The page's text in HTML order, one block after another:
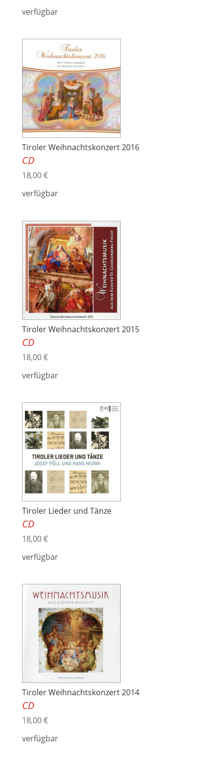
verfügbar
Tiroler Weihnachtskonzert 2016
CD
18,00€
verfügbar
Tiroler Weihnachtskonzert 2015
CD
18,00€
verfügbar
Tiroler Lieder und Tänze
CD
18,00€
verfügbar
Tiroler Weihnachtskonzert 2014
CD
18,00€
verfügbar